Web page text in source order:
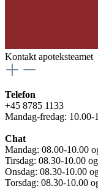
Kontakt apoteksteamet
Telefon
+45 8785 1133
Mandag-fredag: 10.00-
Chat
Mandag: 08.00-10.00
Tirsdag: 08.30-10.00
Onsdag: 08.30-10.00
Torsdag: 08.30-10.00